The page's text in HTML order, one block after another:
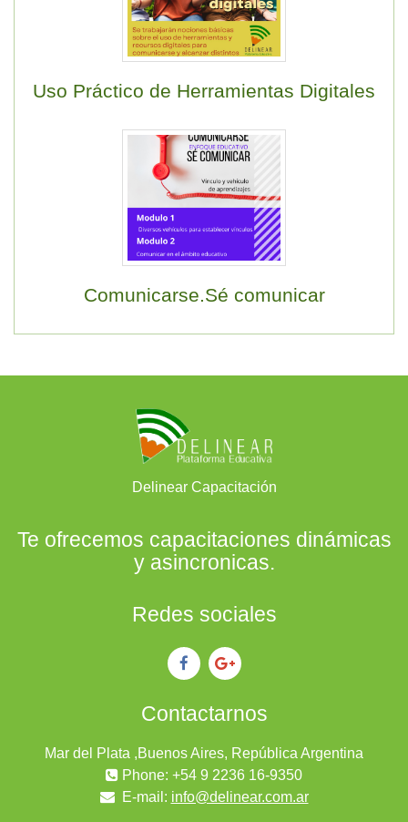
Uso Práctico de Herramientas Digitales
Comunicarse.Sé comunicar
Delinear Capacitación
Te ofrecemos capacitaciones dinámicas
y asincronicas.
Redes sociales
Contactarnos
Mar del Plata ,Buenos Aires, República Argentina
Phone: +54 9 2236 16-9350
E-mail: info@delinear.com.ar